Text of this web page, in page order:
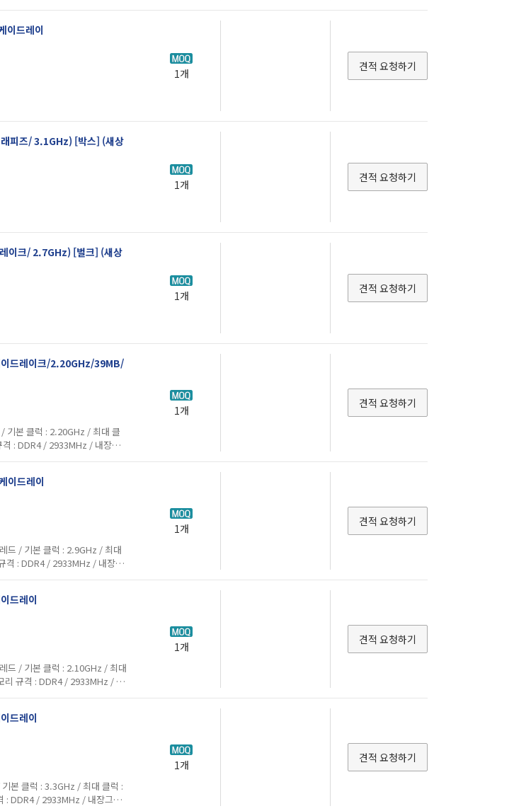
이드레이
1개
견적 요청하기
피즈/ 3.1GHz) [박스] (새상
1개
견적 요청하기
이크/ 2.7GHz) [벌크] (새상
1개
견적 요청하기
이드레이크/2.20GHz/39MB/
기본 클럭 : 2.20GHz / 최대 클
: DDR4 / 2933MHz / 내장그
1개
견적 요청하기
이드레이
드 / 기본 클럭 : 2.9GHz / 최대
격 : DDR4 / 2933MHz / 내장그
1개
견적 요청하기
드레이
드 / 기본 클럭 : 2.10GHz / 최대
규격 : DDR4 / 2933MHz / 내
1개
견적 요청하기
드레이
본 클럭 : 3.3GHz / 최대 클럭 :
: DDR4 / 2933MHz / 내장그래
1개
견적 요청하기